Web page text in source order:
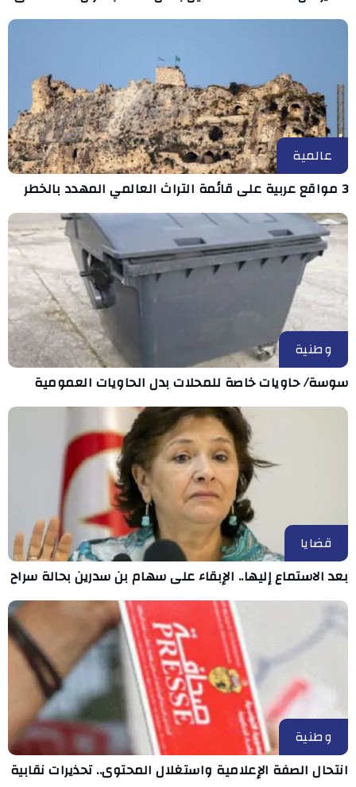
عالمية
3 مواقع عربية على قائمة التراث العالمي المهدد بالخطر
وطنية
سوسة/ حاويات خاصة للمحلات بدل الحاويات العمومية
قضايا
بعد الاستماع إليها.. الإبقاء على سهام بن سدرين بحالة سراح
وطنية
انتحال الصفة الإعلامية واستغلال المحتوى.. تحذيرات نقابية